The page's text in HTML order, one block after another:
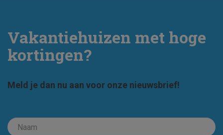
Vakantiehuizen met hoge
kortingen?
Meld je dan nu aan voor onze nieuwsbrief!